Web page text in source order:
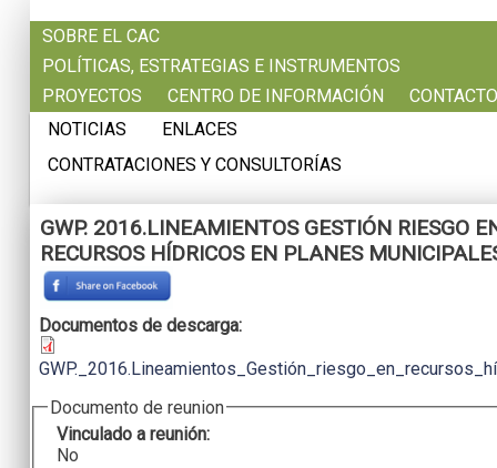
SOBRE EL CAC
POLÍTICAS, ESTRATEGIAS E INSTRUMENTOS
PROYECTOS
CENTRO DE INFORMACIÓN
CONTACTO
NOTICIAS
ENLACES
CONTRATACIONES Y CONSULTORÍAS
GWP. 2016.LINEAMIENTOS GESTIÓN RIESGO
RECURSOS HÍDRICOS EN PLANES
Documentos de descarga:
Documento de reunion
Vinculado a reunión:
No